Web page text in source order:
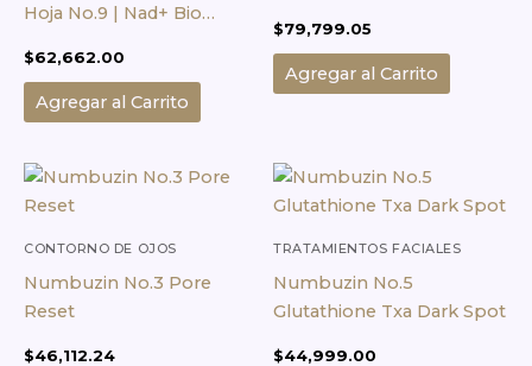
Hoja No.9 | Nad+ Bio
$62,662.00
Agregar al Carrito
$79,799.05
Agregar al Carrito
CONTORNO DE OJOS
Numbuzin No.3 Pore
Reset
$46,112.24
TRATAMIENTOS FACIALES
Numbuzin No.5
Glutathione Txa Dark Spot
$44,999.00